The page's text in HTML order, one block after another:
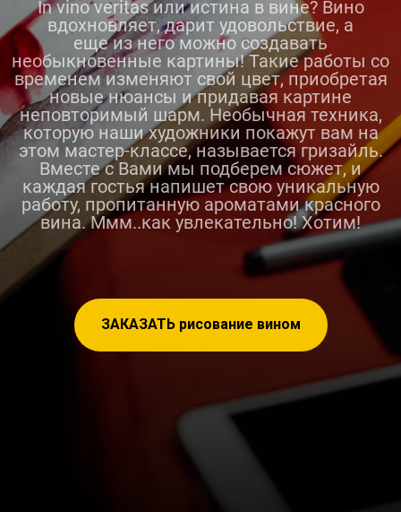
In vino veritas или истина в вине? Вино
вдохновляет, дарит удовольствие, а
еще из него можно создавать
необыкновенные картины! Такие работы со
временем изменяют свой цвет, приобретая
новые нюансы и придавая картине
неповторимый шарм. Необычная техника,
которую наши художники покажут вам на
этом мастер-классе, называется гризайль.
Вместе с Вами мы подберем сюжет, и
каждая гостья напишет свою уникальную
работу, пропитанную ароматами красного
вина. Ммм..как увлекательно! Хотим!
ЗАКАЗАТЬ рисование вином